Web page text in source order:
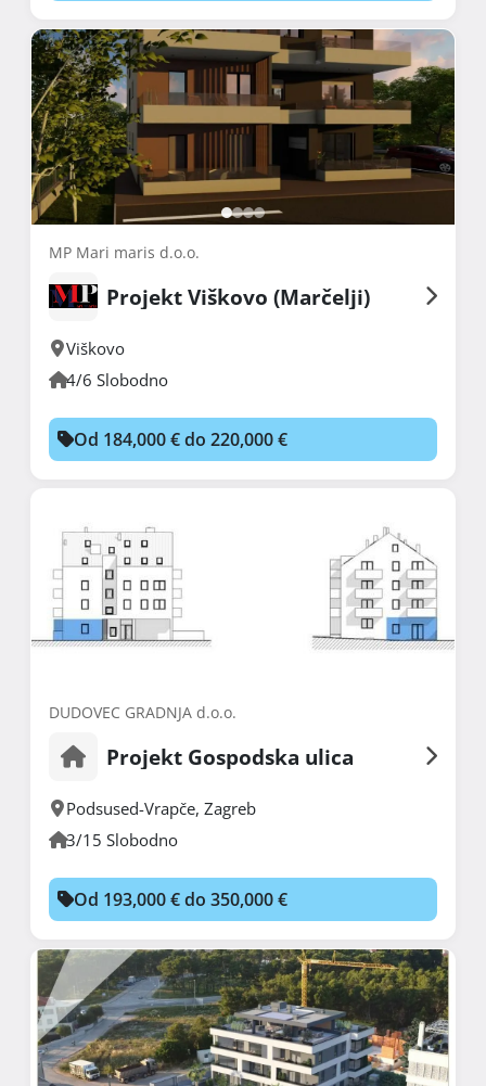
MP Mari maris d.o.o.
Projekt Viškovo (Marčelji)
Viškovo
4/6 Slobodno
Od 184,000 € do 220,000 €
DUDOVEC GRADNJA d.o.o.
Projekt Gospodska ulica
Podsused-Vrapče, Zagreb
3/15 Slobodno
Od 193,000 € do 350,000 €